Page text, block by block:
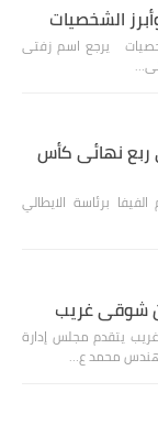
الشخصيات
يرجع اسم زفتى
ربع نهائى كأس
برئاسة الايطالي
شوقي غريب
يتقدم مجلس إدارة
محمد ع…